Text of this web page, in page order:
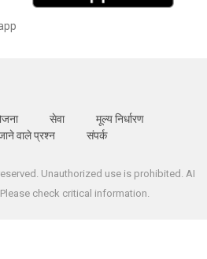
सेवा
मूल्य निर्धारण
वाले प्रश्न
संपर्क
Unauthorized use is prohibited. AI
check critical information.